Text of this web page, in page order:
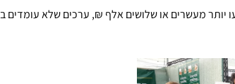
יותר מעשרים או שלושים אלף ₪, ערכים שלא עומדים